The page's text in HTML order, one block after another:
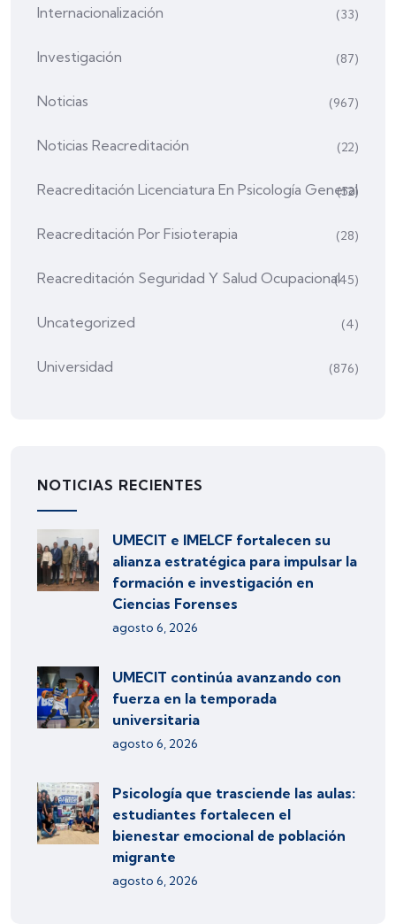
Internacionalización (33)
Investigación (87)
Noticias (967)
Noticias Reacreditación (22)
Reacreditación Licenciatura En Psicología General
(52)
Reacreditación Por Fisioterapia (28)
Reacreditación Seguridad Y Salud Ocupacional(45)
Uncategorized (4)
Universidad (876)
NOTICIAS RECIENTES
UMECIT e IMELCF fortalecen su
alianza estratégica para impulsar la
formación e investigación en
Ciencias Forenses
agosto 6, 2026
UMECIT continúa avanzando con
fuerza en la temporada
universitaria
agosto 6, 2026
Psicología que trasciende las aulas:
estudiantes fortalecen el
bienestar emocional de población
migrante
agosto 6, 2026